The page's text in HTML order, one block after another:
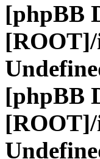
[phpBB
[phpBB